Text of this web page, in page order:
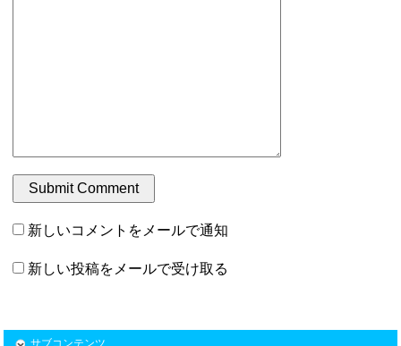
新しいコメントをメールで通知
新しい投稿をメールで受け取る